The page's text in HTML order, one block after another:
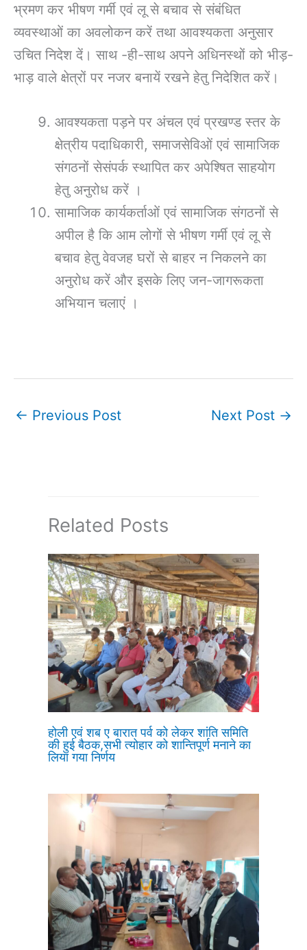
भ्रमण कर भीषण गर्मी एवं लू से बचाव से संबंधित
व्यवस्थाओं का अवलोकन करें तथा आवश्यकता अनुसार
उचित निदेश दें। साथ -ही-साथ अपने अधिनस्थों को भीड़-
भाड़ वाले क्षेत्रों पर नजर बनायें रखने हेतु निदेशित करें।
आवश्यकता पड़ने पर अंचल एवं प्रखण्ड स्तर के
क्षेत्रीय पदाधिकारी, समाजसेविओं एवं सामाजिक
संगठनों सेसंपर्क स्थापित कर अपेश्षित साहयोग
हेतु अनुरोध करें ।
सामाजिक कार्यकर्ताओं एवं सामाजिक संगठनों से
अपील है कि आम लोगों से भीषण गर्मी एवं लू से
बचाव हेतु वेवजह घरों से बाहर न निकलने का
अनुरोध करें और इसके लिए जन-जागरूकता
अभियान चलाएं ।
← Previous Post Next Post →
Related Posts
होली एवं शब ए बारात पर्व को लेकर शांति समिति
की हुई बैठक,सभी त्योहार को शान्तिपूर्ण मनाने का
लिया गया निर्णय